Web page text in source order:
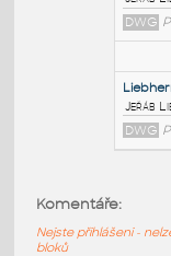
Komentáře:
Nejste přihlášeni -
bloků